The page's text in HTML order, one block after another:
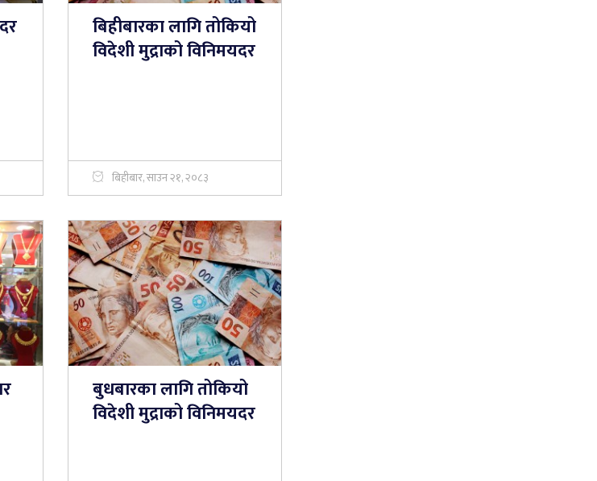
बिहीबारका लागि तोकियो
विदेशी मुद्राको विनिमयदर
बिहीबार, साउन २१, २०८३
बुधबारका लागि तोकियो
विदेशी मुद्राको विनिमयदर